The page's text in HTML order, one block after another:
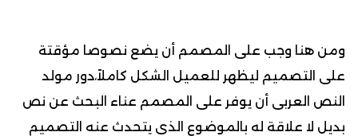
ومن هنا وجب على المصمم أن يضع نصوصا مؤقتة
على التصميم ليظهر للعميل الشكل كاملاً،دور مولد
النص العربى أن يوفر على المصمم عناء البحث عن نص
بديل لا علاقة له بالموضوع الذى يتحدث عنه التصميم